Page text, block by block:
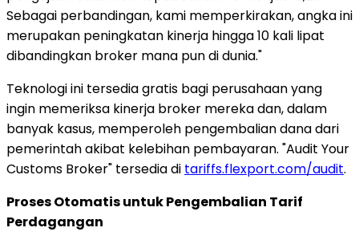
Sebagai perbandingan, kami memperkirakan, angka ini
merupakan peningkatan kinerja hingga 10 kali lipat
dibandingkan broker mana pun di dunia."
Teknologi ini tersedia gratis bagi perusahaan yang
ingin memeriksa kinerja broker mereka dan, dalam
banyak kasus, memperoleh pengembalian dana dari
pemerintah akibat kelebihan pembayaran. "Audit Your
Customs Broker" tersedia di tariffs.flexport.com/audit.
Proses Otomatis untuk Pengembalian Tarif
Perdagangan